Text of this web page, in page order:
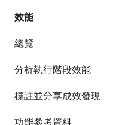
效能
總覽
分析執行階段效能
標註並分享成效發現
功能參考資料